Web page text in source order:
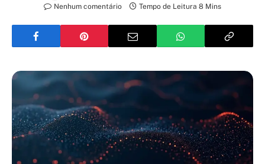
Nenhum comentário
Tempo de Leitura 8 Mins